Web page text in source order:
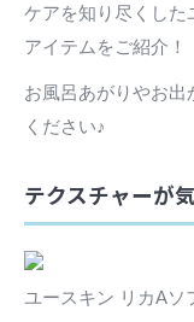
ケアを知り尽くした
アイテムをご紹介！
お風呂あがりやお出
ください♪
テクスチャーが
ユースキン リカAソ